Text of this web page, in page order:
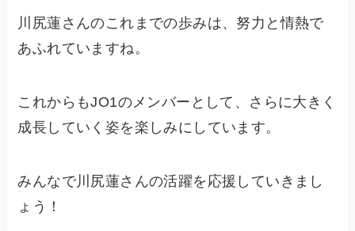
川尻蓮さんのこれまでの歩みは、努力と情熱で
あふれていますね。
これからもJO1のメンバーとして、さらに大きく
成長していく姿を楽しみにしています。
みんなで川尻蓮さんの活躍を応援していきまし
ょう！